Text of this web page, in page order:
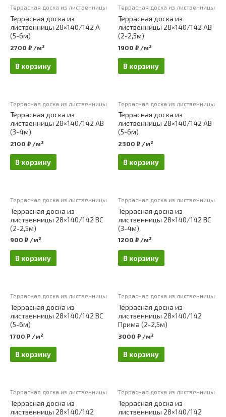
Террасная доска из лиственницы
Террасная доска из
лиственницы 28×140/142 А
(5-6м)
2700 ₽ /м²
В корзину
Террасная доска из лиственницы
Террасная доска из
лиственницы 28×140/142 АВ
(2-2,5м)
1900 ₽ /м²
В корзину
Террасная доска из лиственницы
Террасная доска из
лиственницы 28×140/142 АВ
(3-4м)
2100 ₽ /м²
В корзину
Террасная доска из лиственницы
Террасная доска из
лиственницы 28×140/142 АВ
(5-6м)
2300 ₽ /м²
В корзину
Террасная доска из лиственницы
Террасная доска из
лиственницы 28×140/142 ВС
(2-2,5м)
900 ₽ /м²
В корзину
Террасная доска из лиственницы
Террасная доска из
лиственницы 28×140/142 ВС
(3-4м)
1200 ₽ /м²
В корзину
Террасная доска из лиственницы
Террасная доска из
лиственницы 28×140/142 ВС
(5-6м)
1700 ₽ /м²
В корзину
Террасная доска из лиственницы
Террасная доска из
лиственницы 28×140/142
Прима (2-2,5м)
3000 ₽ /м²
В корзину
Террасная доска из лиственницы
Террасная доска из
лиственницы 28×140/142
Террасная доска из лиственницы
Террасная доска из
лиственницы 28×140/142